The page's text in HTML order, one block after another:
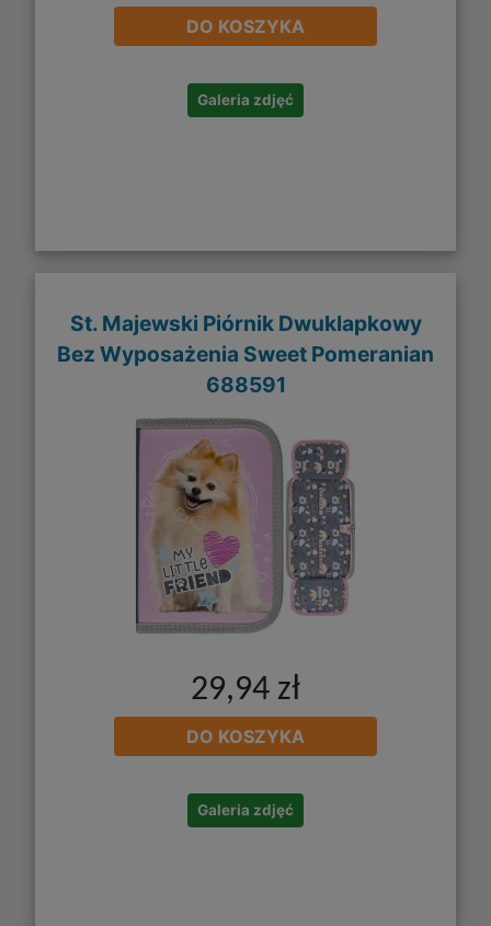
DO KOSZYKA
Galeria zdjęć
St. Majewski Piórnik Dwuklapkowy
Bez Wyposażenia Sweet Pomeranian
688591
29,94 zł
DO KOSZYKA
Galeria zdjęć